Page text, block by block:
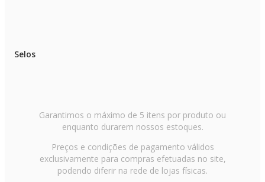
Selos
Garantimos o máximo de 5 itens por produto ou
enquanto durarem nossos estoques.
Preços e condições de pagamento válidos
exclusivamente para compras efetuadas no site,
podendo diferir na rede de lojas físicas.